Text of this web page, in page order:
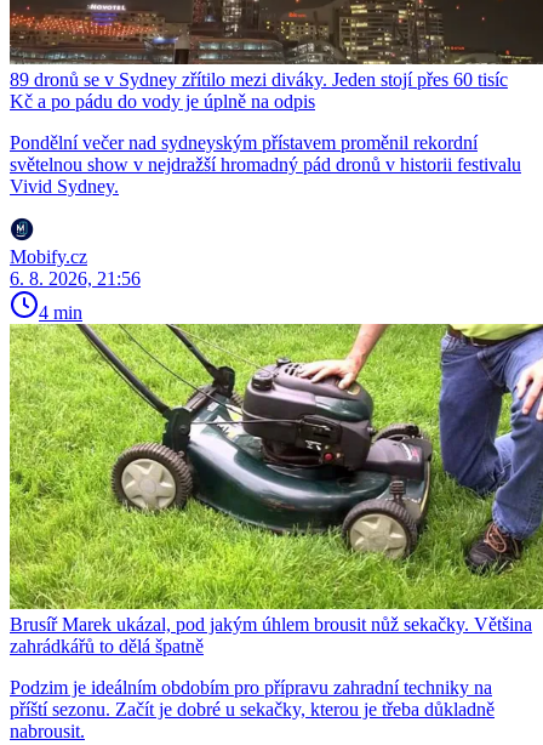
89 dronů se v Sydney zřítilo mezi diváky. Jeden stojí přes 60 tisíc
Kč a po pádu do vody je úplně na odpis
Pondělní večer nad sydneyským přístavem proměnil rekordní
světelnou show v nejdražší hromadný pád dronů v historii festivalu
Vivid Sydney.
Mobify.cz
6. 8. 2026, 21:56
4 min
Brusíř Marek ukázal, pod jakým úhlem brousit nůž sekačky. Většina
zahrádkářů to dělá špatně
Podzim je ideálním obdobím pro přípravu zahradní techniky na
příští sezonu. Začít je dobré u sekačky, kterou je třeba důkladně
nabrousit.